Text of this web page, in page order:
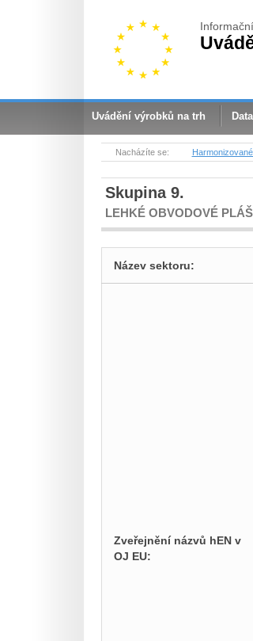
Uvádění výrobků na trh
Nacházíte se:
Skupina 9.
LEHKÉ OBVODOVÉ
Název sektoru:
Zveřejnění názvů hEN v
OJ EU: